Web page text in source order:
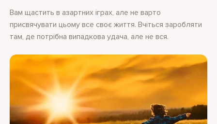
Вам щастить в азартних іграх, але не варто
присвячувати цьому все своє життя. Вчіться заробляти
там, де потрібна випадкова удача, але не вся.